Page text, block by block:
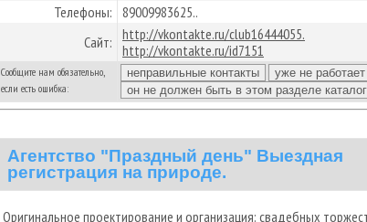
Телефоны: 89009983625..
Сайт: http://vkontakte.ru/club16444055.
http://vkontakte.ru/id7151
Сообщите нам обязательно,
если есть ошибка:
Агентство "Праздный день" Выездная
регистрация на природе.
Оригинальное проектирование и организация: свадебных